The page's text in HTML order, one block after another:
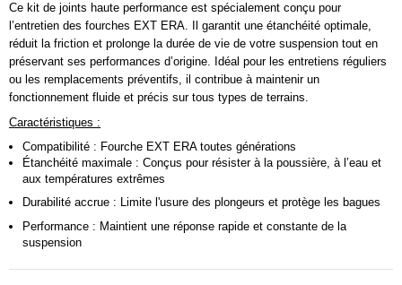
Ce kit de joints haute performance est spécialement conçu pour
l’entretien des fourches EXT ERA. Il garantit une étanchéité optimale,
réduit la friction et prolonge la durée de vie de votre suspension tout en
préservant ses performances d’origine. Idéal pour les entretiens réguliers
ou les remplacements préventifs, il contribue à maintenir un
fonctionnement fluide et précis sur tous types de terrains.
Caractéristiques :
Compatibilité : Fourche EXT ERA toutes générations
Étanchéité maximale : Conçus pour résister à la poussière, à l’eau et
aux températures extrêmes
Durabilité accrue : Limite l'usure des plongeurs et protège les bagues
Performance : Maintient une réponse rapide et constante de la
suspension